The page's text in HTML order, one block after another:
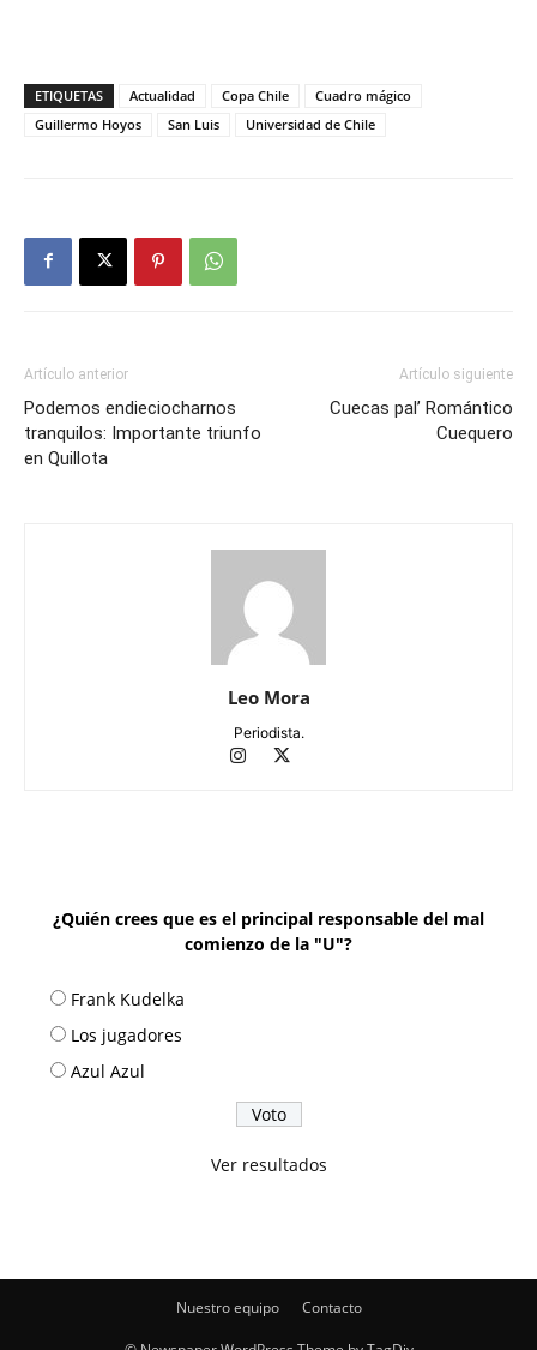
ETIQUETAS Actualidad Copa Chile
Cuadro mágico
Guillermo Hoyos
San Luis Universidad de Chile
Artículo anterior
Podemos endieciocharnos
tranquilos: Importante triunfo
en Quillota
Artículo siguiente
Cuecas pal’ Romántico
Cuequero
Leo Mora
Periodista.
¿Quién crees que es el principal responsable del mal
comienzo de la "U"?
Frank Kudelka
Los jugadores
Azul Azul
Ver resultados
Nuestro equipo Contacto